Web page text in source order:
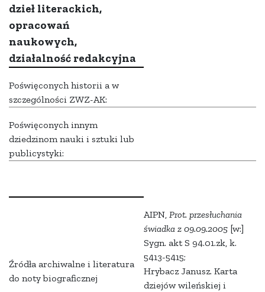
dzieł literackich,
opracowań
naukowych,
działalność redakcyjna
Poświęconych historii a w
szczególności ZWZ-AK:
Poświęconych innym
dziedzinom nauki i sztuki lub
publicystyki:
Źródła archiwalne i literatura
do noty biograficznej
AIPN, Prot. przesłuchania
świadka z 09.09.2005 [w:]
Sygn. akt S 94.01.zk, k.
5413-5415;
Hrybacz Janusz. Karta
dziejów wileńskiej i